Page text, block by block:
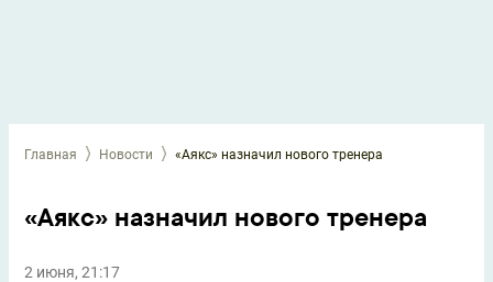
Главная Новости «Аякс» назначил нового тренера
«Аякс» назначил нового тренера
2 июня, 21:17